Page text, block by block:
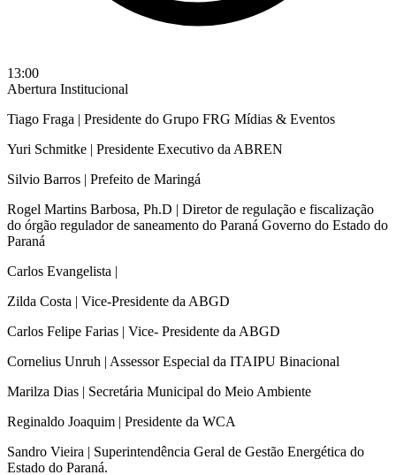
13:00
Abertura Institucional
Tiago Fraga | Presidente do Grupo FRG Mídias & Eventos
Yuri Schmitke | Presidente Executivo da ABREN
Silvio Barros | Prefeito de Maringá
Rogel Martins Barbosa, Ph.D | Diretor de regulação e fiscalização
do órgão regulador de saneamento do Paraná Governo do Estado do
Paraná
Carlos Evangelista |
Zilda Costa | Vice-Presidente da ABGD
Carlos Felipe Farias | Vice- Presidente da ABGD
Cornelius Unruh | Assessor Especial da ITAIPU Binacional
Marilza Dias | Secretária Municipal do Meio Ambiente
Reginaldo Joaquim | Presidente da WCA
Sandro Vieira | Superintendência Geral de Gestão Energética do
Estado do Paraná.